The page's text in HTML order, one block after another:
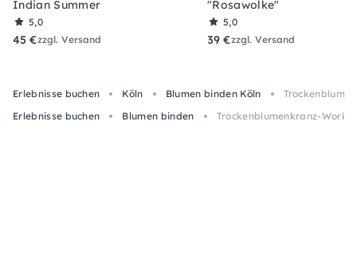
Indian Summer
5,0
45 €zzgl. Versand
"Rosawolke"
5,0
39 €zzgl. Versand
Erlebnisse buchen Köln Blumen binden Köln
Erlebnisse buchen
Blumen binden Trockenblumenkranz-